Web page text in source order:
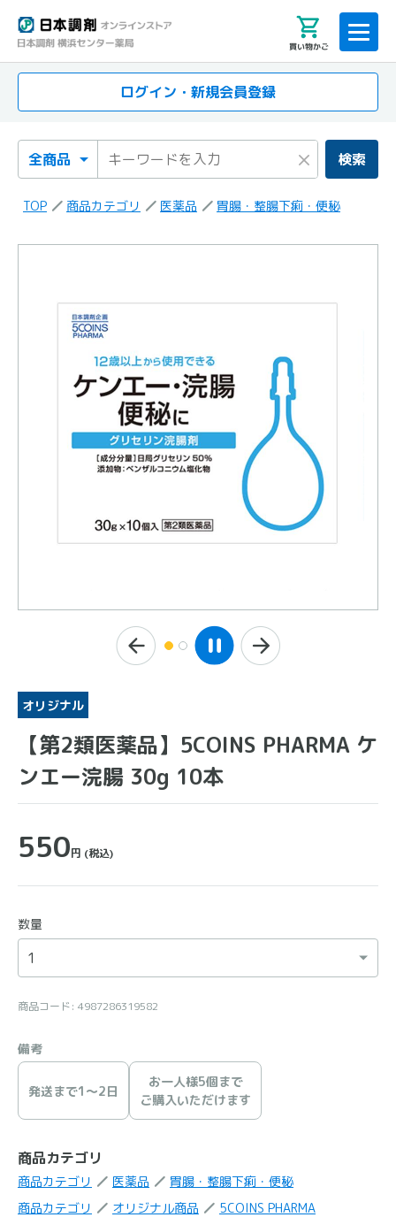
買い物かご
ログイン・新規会員登録
検索カテゴリ
検索キーワード × 検索
TOP 商品カテゴリ 医薬品 胃腸・整腸下痢・便秘
オリジナル
【第2類医薬品】5COINS PHARMA ケ
ンエー浣腸 30g 10本
550円 (税込)
数量
商品コード: 4987286319582
備考
発送まで1〜2日
お一人様5個まで
ご購入いただけます
商品カテゴリ
商品カテゴリ 医薬品
胃腸・整腸下痢・便秘
商品カテゴリ
オリジナル商品 5COINS PHARMA